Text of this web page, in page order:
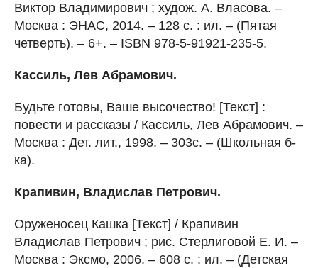
Виктор Владимирович ; худож. А. Власова. –
Москва : ЭНАС, 2014. – 128 с. : ил. – (Пятая
четверть). – 6+. – ISBN 978-5-91921-235-5.
Кассиль, Лев Абрамович.
Будьте готовы, Ваше высочество! [Текст] :
повести и рассказы / Кассиль, Лев Абрамович. –
Москва : Дет. лит., 1998. – 303с. – (Школьная б-
ка).
Крапивин, Владислав Петрович.
Оруженосец Кашка [Текст] / Крапивин
Владислав Петрович ; рис. Стерлиговой Е. И. –
Москва : Эксмо, 2006. – 608 с. : ил. – (Детская